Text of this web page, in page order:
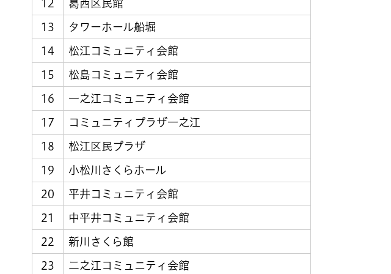
12 葛西区民館
13 タワーホール船堀
14 松江コミュニティ会館
15 松島コミュニティ会館
16 一之江コミュニティ会館
17 コミュニティプラザ一之江
18 松江区民プラザ
19 小松川さくらホール
20 平井コミュニティ会館
21 中平井コミュニティ会館
22 新川さくら館
23 二之江コミュニティ会館